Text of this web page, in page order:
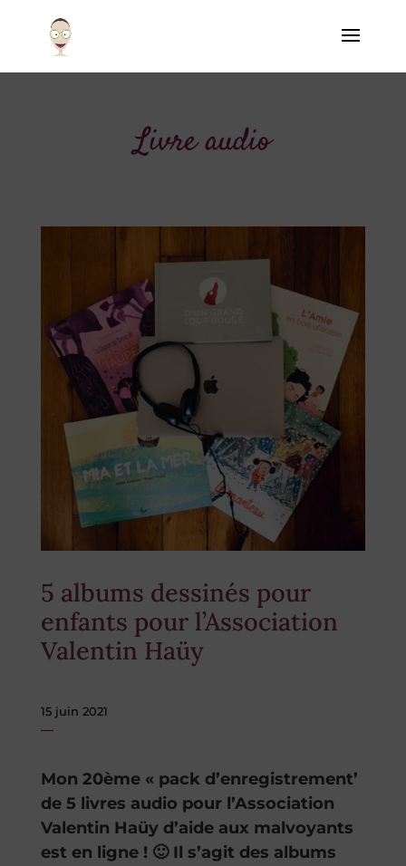
Livre audio
5 albums dessinés pour
enfants pour l’Association
Valentin Haüy
15 juin 2021
Mon 20ème « pack d’enregistrement’
de 5 livres audio pour l’Association
Valentin Haüy d’aide aux malvoyants
est en ligne ! 🙂 Il s’agit des albums